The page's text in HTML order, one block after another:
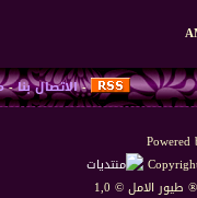
-الاتصال بنا-